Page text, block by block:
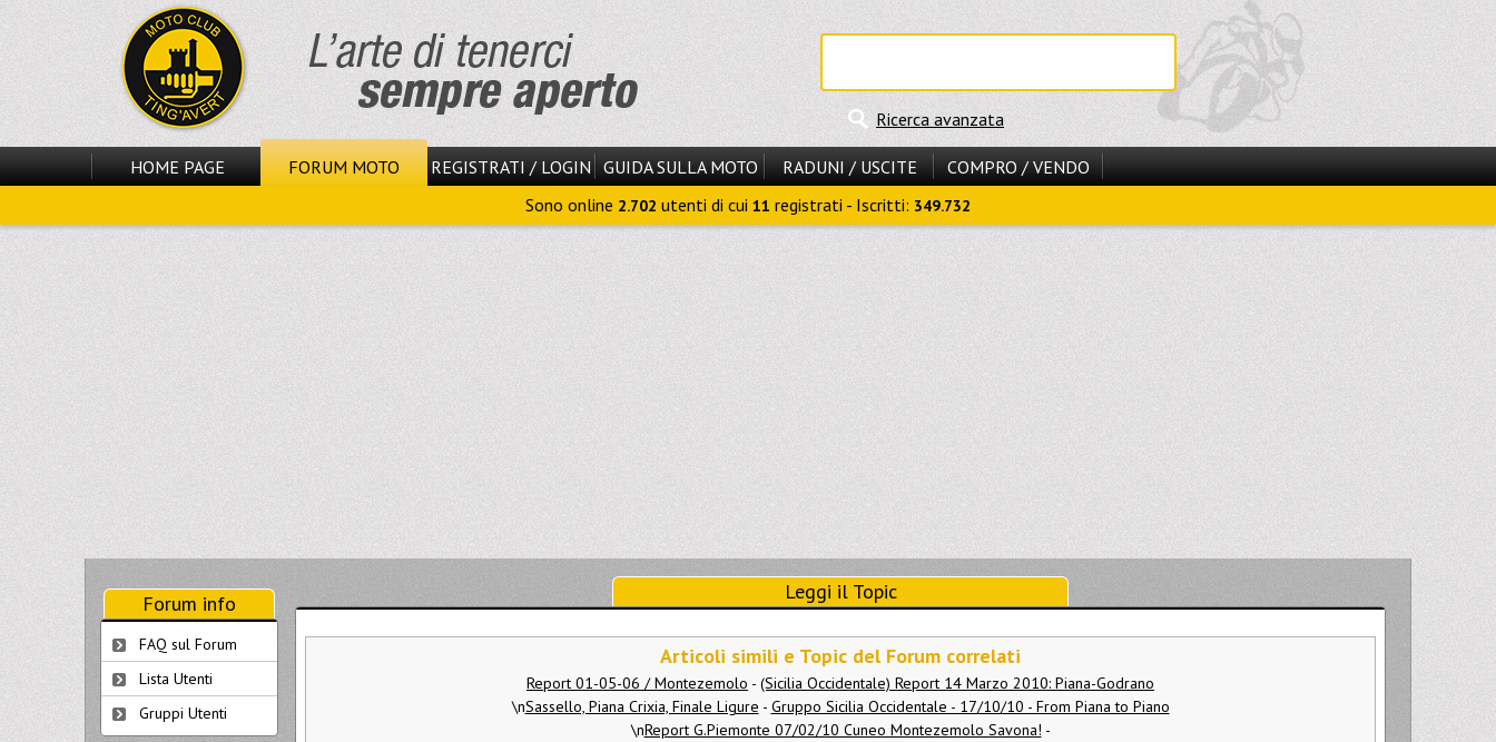
Ricerca avanzata
HOME PAGE FORUM MOTO REGISTRATI / LOGIN GUIDA SULLA MOTO RADUNI / USCITE
COMPRO / VENDO
Sono online 2.702 utenti di cui 11 registrati - Iscritti: 349.732
Leggi il Topic
Articoli simili e Topic del Forum correlati
Report 01-05-06 / Montezemolo - (Sicilia Occidentale) Report 14 Marzo 2010: Piana-Godrano
\nSassello, Piana Crixia, Finale Ligure - Gruppo Sicilia Occidentale - 17/10/10 - From Piana to Piano
\nReport G.Piemonte 07/02/10 Cuneo Montezemolo Savona! -
Forum info
FAQ sul Forum
Lista Utenti
Gruppi Utenti